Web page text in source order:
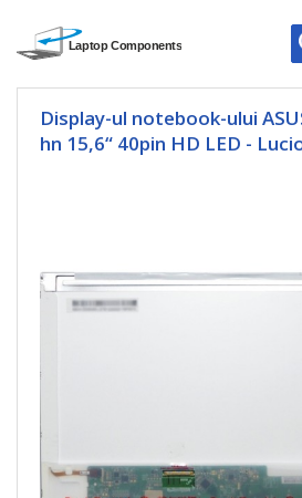
Display-ul notebook-ului
hn 15,6“ 40pin HD LED -